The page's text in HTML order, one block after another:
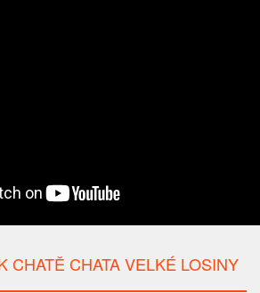
CHATĚ CHATA VELKÉ LOSINY